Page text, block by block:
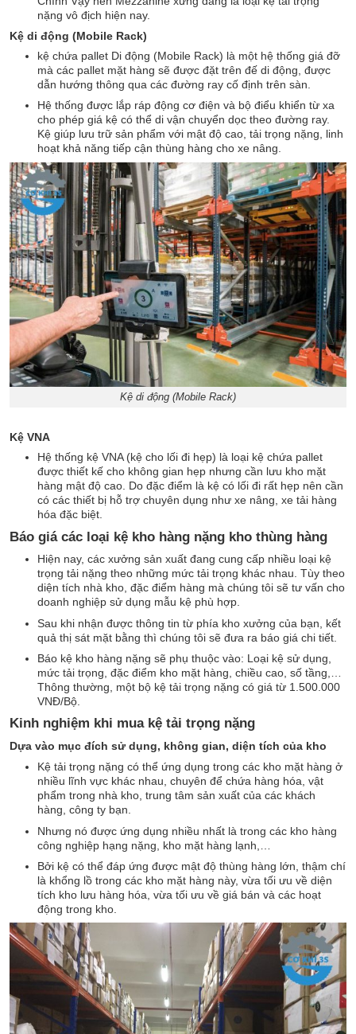
nặng vô địch hiện nay.
Kệ di động (Mobile Rack)
kệ chứa pallet Di động (Mobile Rack) là một hệ thống giá đỡ
mà các pallet mặt hàng sẽ được đặt trên đế di động, được
dẫn hướng thông qua các đường ray cố định trên sàn.
Hệ thống được lắp ráp động cơ điện và bộ điểu khiển từ xa
cho phép giá kệ có thể di vận chuyển dọc theo đường ray.
Kệ giúp lưu trữ sản phẩm với mật độ cao, tải trọng nặng, linh
hoạt khả năng tiếp cận thùng hàng cho xe nâng.
Kệ di động (Mobile Rack)
Kệ VNA
Hệ thống kệ VNA (kệ cho lối đi hẹp) là loại kệ chứa pallet
được thiết kế cho không gian hẹp nhưng cần lưu kho mặt
hàng mật độ cao. Do đặc điểm là kệ có lối đi rất hẹp nên cần
có các thiết bị hỗ trợ chuyên dụng như xe nâng, xe tải hàng
hóa đặc biệt.
Báo giá các loại kệ kho hàng nặng kho thùng hàng
Hiện nay, các xưởng sản xuất đang cung cấp nhiều loại kệ
trọng tải nặng theo những mức tải trọng khác nhau. Tùy theo
diện tích nhà kho, đặc điểm hàng mà chúng tôi sẽ tư vấn cho
doanh nghiệp sử dụng mẫu kệ phù hợp.
Sau khi nhận được thông tin từ phía kho xưởng của bạn, kết
quả thị sát mặt bằng thì chúng tôi sẽ đưa ra báo giá chi tiết.
Báo kệ kho hàng nặng sẽ phụ thuộc vào: Loại kệ sử dụng,
mức tải trọng, đặc điểm kho mặt hàng, chiều cao, số tầng,…
Thông thường, một bộ kệ tải trọng nặng có giá từ 1.500.000
VNĐ/Bộ.
Kinh nghiệm khi mua kệ tải trọng nặng
Dựa vào mục đích sử dụng, không gian, diện tích của kho
Kệ tải trọng nặng có thể ứng dụng trong các kho mặt hàng ở
nhiều lĩnh vực khác nhau, chuyên để chứa hàng hóa, vật
phẩm trong nhà kho, trung tâm sản xuất của các khách
hàng, công ty bạn.
Nhưng nó được ứng dụng nhiều nhất là trong các kho hàng
công nghiệp hạng nặng, kho mặt hàng lạnh,…
Bởi kệ có thể đáp ứng được mật độ thùng hàng lớn, thậm chí
là khổng lồ trong các kho mặt hàng này, vừa tối ưu về diện
tích kho lưu hàng hóa, vừa tối ưu về giá bán và các hoạt
động trong kho.